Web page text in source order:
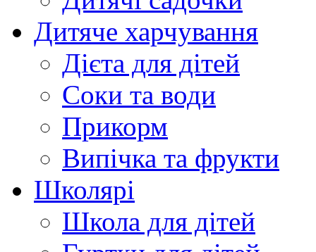
Дитяче харчування
Дієта для дітей
Соки та води
Прикорм
Випічка та фрукти
Школярі
Школа для дітей